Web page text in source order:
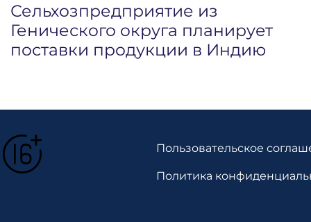
Сельхозпредприятие из
Генического округа планирует
поставки продукции в Индию
Пользовательское
Политика